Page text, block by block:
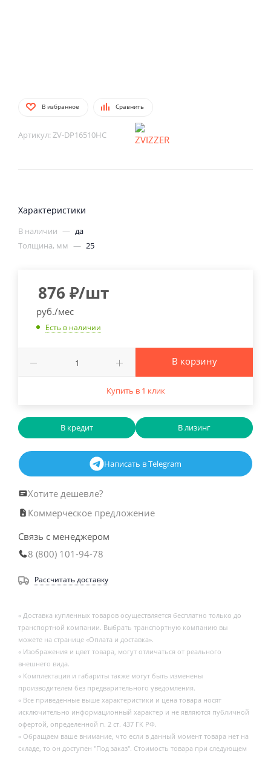
В избранное Сравнить
Артикул:ZV-DP16510HC
Характеристики
В наличии — да
Толщина, мм — 25
876 ₽/шт
руб./мес
Есть в наличии
В корзину
Купить в 1 клик
В кредит В лизинг
Написать в Telegram
Хотите дешевле?
Коммерческое предложение
Связь с менеджером
8 (800) 101-94-78
Рассчитать доставку
« Доставка купленных товаров осуществляется бесплатно только до
транспортной компании. Выбрать транспортную компанию вы
можете на странице «Оплата и доставка».
« Изображения и цвет товара, могут отличаться от реального
внешнего вида.
« Комплектация и габариты также могут быть изменены
производителем без предварительного уведомления.
« Все приведенные выше характеристики и цена товара носят
исключительно информационный характер и не являются публичной
офертой, определенной п. 2 ст. 437 ГК РФ.
« Обращаем ваше внимание, что если в данный момент товара нет на
складе, то он доступен "Под заказ". Стоимость товара при следующем